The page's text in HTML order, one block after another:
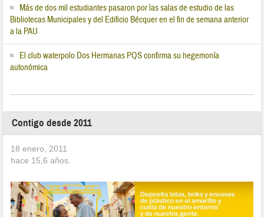
Más de dos mil estudiantes pasaron por las salas de estudio de las
Bibliotecas Municipales y del Edificio Bécquer en el fin de semana anterior
a la PAU
El club waterpolo Dos Hermanas PQS confirma su hegemonía
autonómica
Contigo desde 2011
18 enero, 2011
hace 15,6 años.